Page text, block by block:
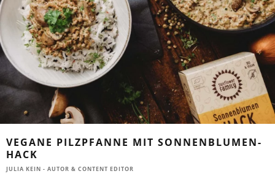
VEGANE PILZPFANNE MIT SONNENBLUMEN-
HACK
JULIA KEIN - AUTOR & CONTENT EDITOR